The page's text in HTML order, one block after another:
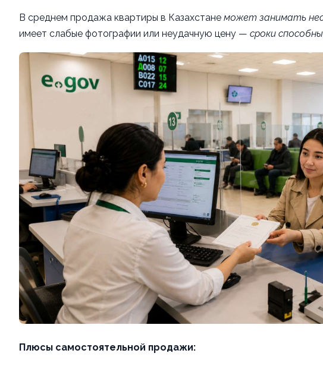
В среднем продажа квартиры в Казахстане может занимать
имеет слабые фотографии или неудачную цену — сроки
Плюсы самостоятельной продажи: